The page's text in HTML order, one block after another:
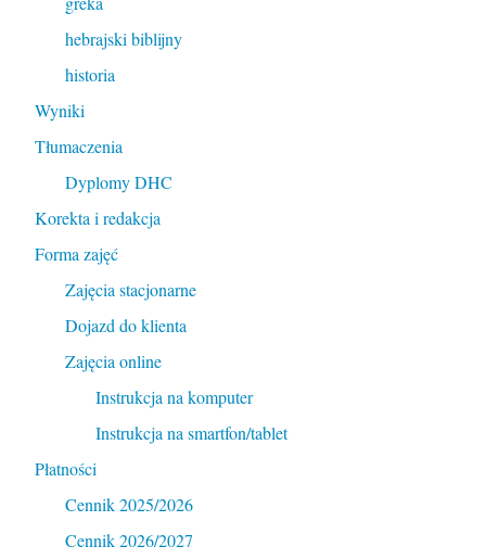
hebrajski biblijny
historia
Wyniki
Tłumaczenia
Dyplomy DHC
Korekta i redakcja
Forma zajęć
Zajęcia stacjonarne
Dojazd do klienta
Zajęcia online
Instrukcja na komputer
Instrukcja na smartfon/tablet
Płatności
Cennik 2025/2026
Cennik 2026/2027